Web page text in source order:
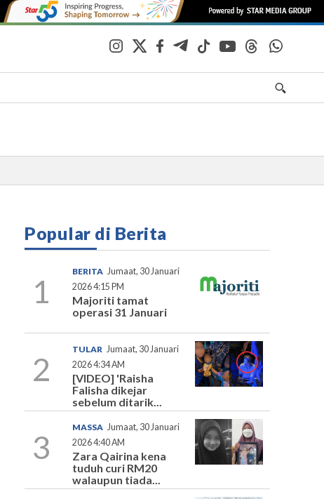
Popular di Berita
1
BERITA Jumaat, 30 Januari
2026 4:15 PM
Majoriti tamat
operasi 31 Januari
2
TULAR Jumaat, 30 Januari
2026 4:34 AM
[VIDEO] 'Raisha
Falisha dikejar
sebelum ditarik...
3
MASSA Jumaat, 30 Januari
2026 4:40 AM
Zara Qairina kena
tuduh curi RM20
walaupun tiada...